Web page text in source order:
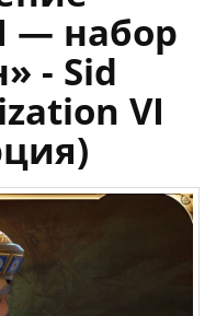
— набор
- Sid
VI